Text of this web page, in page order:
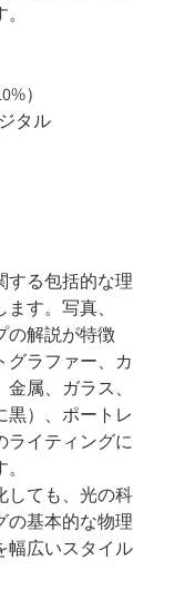
）
タル
する包括的な理
す。写真、
の解説が特徴
グラファー、カ
属、ガラス、
黒）、ポートレ
ライティングに
しても、光の科
の基本的な物理
幅広いスタイル